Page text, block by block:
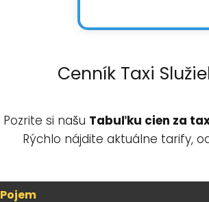
Cenník Taxi
Pozrite si našu Tabuľku cien za
Rýchlo nájdite aktuálne tarify,
Pojem